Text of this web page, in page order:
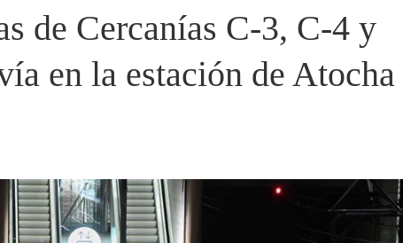
de Cercanías C-3, C-4 y
en la estación de Atocha